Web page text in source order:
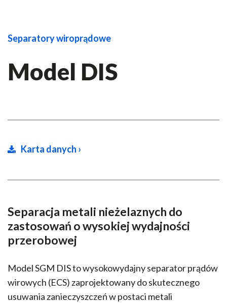
Separatory wiroprądowe
Model DIS
Karta danych ›
Separacja metali nieżelaznych do
zastosowań o wysokiej wydajności
przerobowej
Model SGM DIS to wysokowydajny separator prądów
wirowych (ECS) zaprojektowany do skutecznego
usuwania zanieczyszczeń w postaci metali